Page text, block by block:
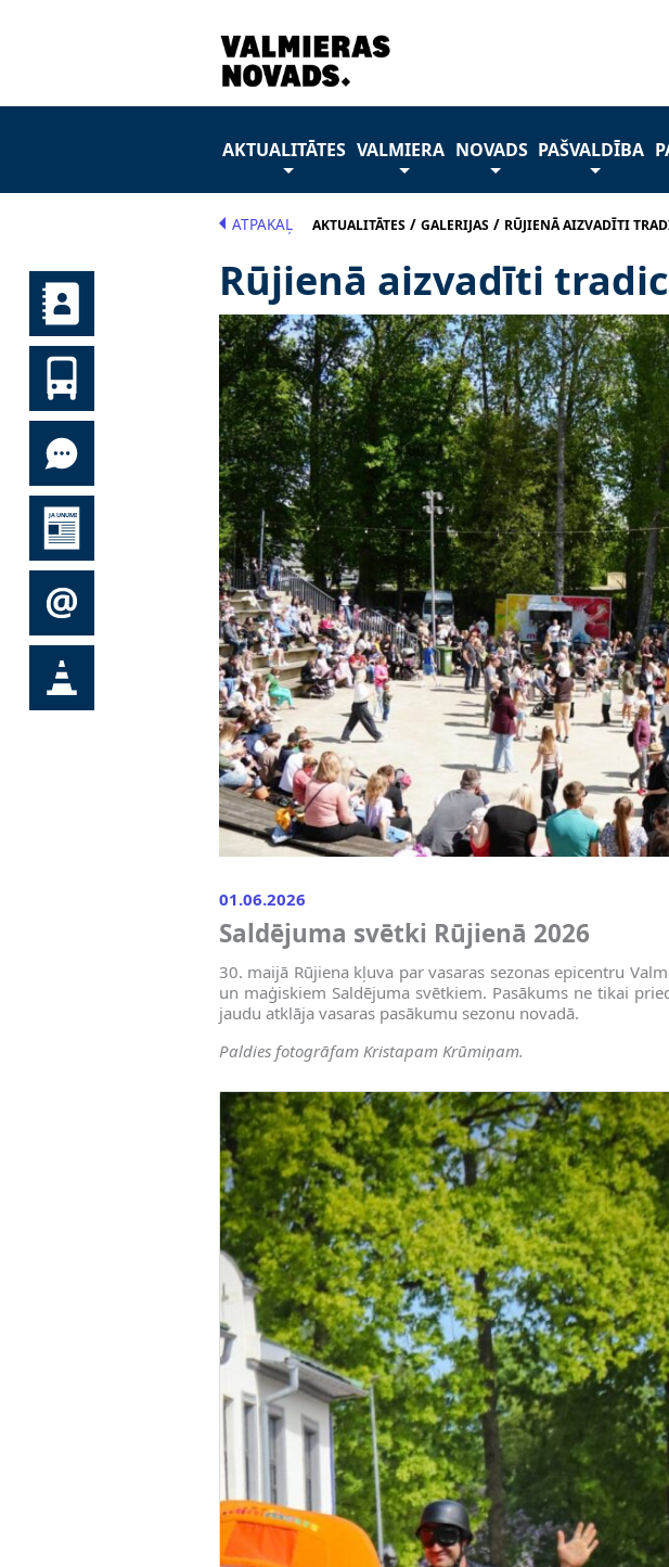
AKTUALITĀTES VALMIERA NOVADS PAŠVALDĪBA
ATPAKAĻ AKTUALITĀTES/ GALERIJAS/ RŪJIENĀ AIZVADĪTI
Rūjienā aizvadīti
01.06.2026
Saldējuma svētki Rūjienā 2026
30. maijā Rūjiena kļuva par vasaras sezonas epicentru
un maģiskiem Saldējuma svētkiem. Pasākums ne tikai
jaudu atklāja vasaras pasākumu sezonu novadā.
Paldies fotogrāfam Kristapam Krūmiņam.